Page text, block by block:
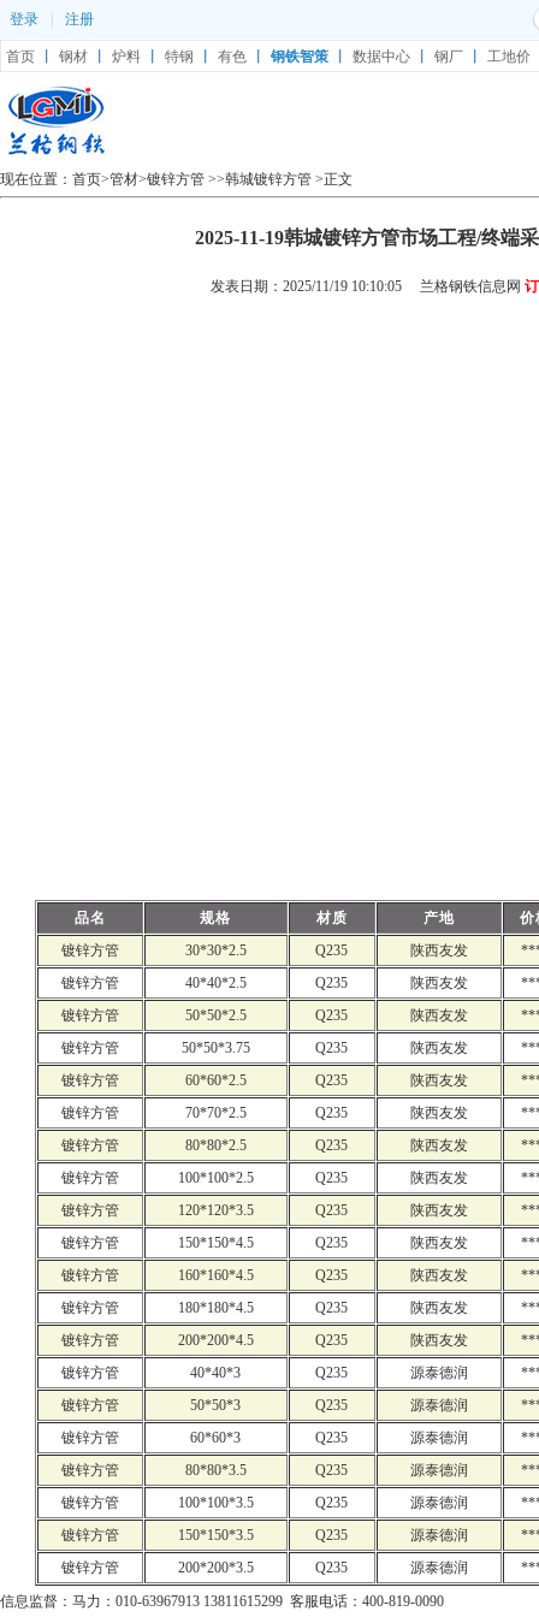
登录 注册
首页 钢材 炉料 特钢 有色 钢铁智策 数据中心 钢厂 工地价
现在位置： 首页>管材>镀锌方管 >>韩城镀锌方管 >正文
2025-11-19韩城镀锌方管市场工程/终端
发表日期：2025/11/19 10:10:05 兰格钢铁信息网
品名 规格 材质 产地
价
镀锌方管
30*30*2.5 Q235 陕西友发
镀锌方管
40*40*2.5 Q235 陕西友发
镀锌方管
50*50*2.5 Q235 陕西友发
镀锌方管
50*50*3.75 Q235 陕西友发
镀锌方管
60*60*2.5 Q235 陕西友发
镀锌方管
70*70*2.5 Q235 陕西友发
镀锌方管
80*80*2.5 Q235 陕西友发
镀锌方管
100*100*2.5 Q235 陕西友发
镀锌方管
120*120*3.5 Q235 陕西友发
镀锌方管
150*150*4.5 Q235 陕西友发
镀锌方管
160*160*4.5 Q235 陕西友发
镀锌方管
180*180*4.5 Q235 陕西友发
镀锌方管
200*200*4.5 Q235 陕西友发
镀锌方管
40*40*3 Q235 源泰德润
镀锌方管
50*50*3 Q235 源泰德润
镀锌方管
60*60*3 Q235 源泰德润
镀锌方管
80*80*3.5 Q235 源泰德润
镀锌方管
100*100*3.5 Q235 源泰德润
镀锌方管
150*150*3.5 Q235 源泰德润
镀锌方管
200*200*3.5 Q235 源泰德润
信息监督：马力：010-63967913 13811615299 客服电话：400-819-0090